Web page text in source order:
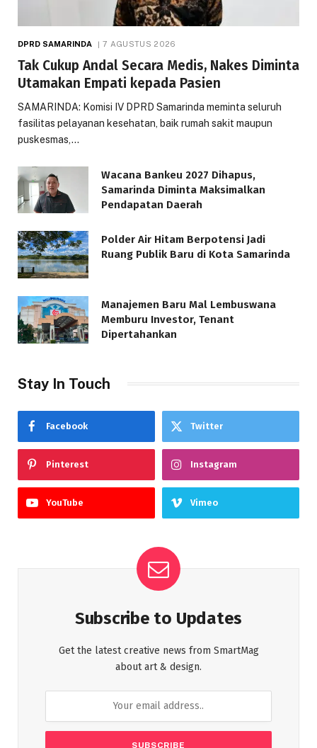
DPRD SAMARINDA 7 AGUSTUS 2026
Tak Cukup Andal Secara Medis, Nakes Diminta
Utamakan Empati kepada Pasien
SAMARINDA: Komisi IV DPRD Samarinda meminta seluruh
fasilitas pelayanan kesehatan, baik rumah sakit maupun
puskesmas,…
Wacana Bankeu 2027 Dihapus,
Samarinda Diminta Maksimalkan
Pendapatan Daerah
Polder Air Hitam Berpotensi Jadi
Ruang Publik Baru di Kota Samarinda
Manajemen Baru Mal Lembuswana
Memburu Investor, Tenant
Dipertahankan
Stay In Touch
Facebook Twitter
Pinterest Instagram
YouTube Vimeo
Subscribe to Updates
Get the latest creative news from SmartMag
about art & design.